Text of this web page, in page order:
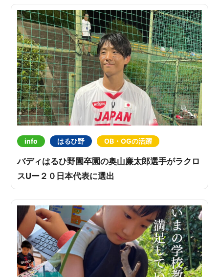
info はるひ野 OB・OGの活躍
バディはるひ野園卒園の奥山廉太郎選手がラクロ
スUー２０日本代表に選出